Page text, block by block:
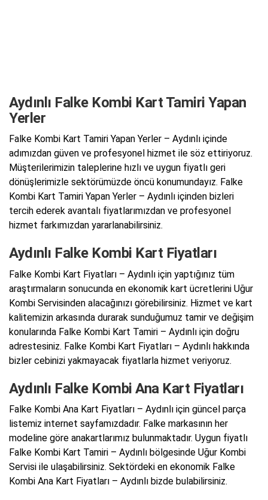
Aydınlı Falke Kombi Kart Tamiri Yapan
Yerler
Falke Kombi Kart Tamiri Yapan Yerler – Aydınlı içinde
adımızdan güven ve profesyonel hizmet ile söz ettiriyoruz.
Müşterilerimizin taleplerine hızlı ve uygun fiyatlı geri
dönüşlerimizle sektörümüzde öncü konumundayız. Falke
Kombi Kart Tamiri Yapan Yerler – Aydınlı içinden bizleri
tercih ederek avantalı fiyatlarımızdan ve profesyonel
hizmet farkımızdan yararlanabilirsiniz.
Aydınlı Falke Kombi Kart Fiyatları
Falke Kombi Kart Fiyatları – Aydınlı için yaptığınız tüm
araştırmaların sonucunda en ekonomik kart ücretlerini Uğur
Kombi Servisinden alacağınızı görebilirsiniz. Hizmet ve kart
kalitemizin arkasında durarak sunduğumuz tamir ve değişim
konularında Falke Kombi Kart Tamiri – Aydınlı için doğru
adrestesiniz. Falke Kombi Kart Fiyatları – Aydınlı hakkında
bizler cebinizi yakmayacak fiyatlarla hizmet veriyoruz.
Aydınlı Falke Kombi Ana Kart Fiyatları
Falke Kombi Ana Kart Fiyatları – Aydınlı için güncel parça
listemiz internet sayfamızdadır. Falke markasının her
modeline göre anakartlarımız bulunmaktadır. Uygun fiyatlı
Falke Kombi Kart Tamiri – Aydınlı bölgesinde Uğur Kombi
Servisi ile ulaşabilirsiniz. Sektördeki en ekonomik Falke
Kombi Ana Kart Fiyatları – Aydınlı bizde bulabilirsiniz.